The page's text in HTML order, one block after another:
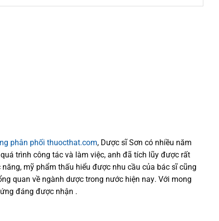
phân phối thuocthat.com, Dược sĩSơn có nhiều năm
trình công tác và làm việc, anh đã tích lũy được rất
mỹ phẩm thấu hiểu đượcnhu cầu của bác sĩcũng
quan về ngành dược trong nướchiện nay. Với mong
đáng được nhận .